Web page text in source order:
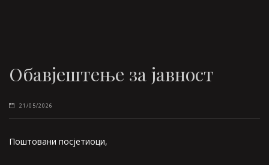
Обавјештење за јавност
21/05/2026
Поштовани посјетиоци,